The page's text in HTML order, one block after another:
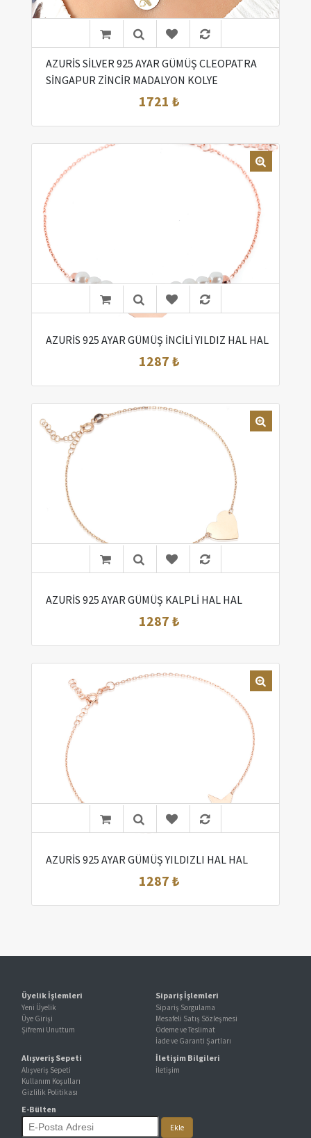
AZURİS SİLVER 925 AYAR GÜMÜŞ CLEOPATRA
SİNGAPUR ZİNCİR MADALYON KOLYE
1721 ₺
AZURİS 925 AYAR GÜMÜŞ İNCİLİ YILDIZ HAL HAL
1287 ₺
AZURİS 925 AYAR GÜMÜŞ KALPLİ HAL HAL
1287 ₺
AZURİS 925 AYAR GÜMÜŞ YILDIZLI HAL HAL
1287 ₺
Üyelik İşlemleri
Yeni Üyelik
Üye Girişi
Şifremi Unuttum
Sipariş İşlemleri
Sipariş Sorgulama
Mesafeli Satış Sözleşmesi
Ödeme ve Teslimat
İade ve Garanti Şartları
Alışveriş Sepeti
Alışveriş Sepeti
Kullanım Koşulları
Gizlilik Politikası
İletişim Bilgileri
İletişim
E-Bülten
Ekle